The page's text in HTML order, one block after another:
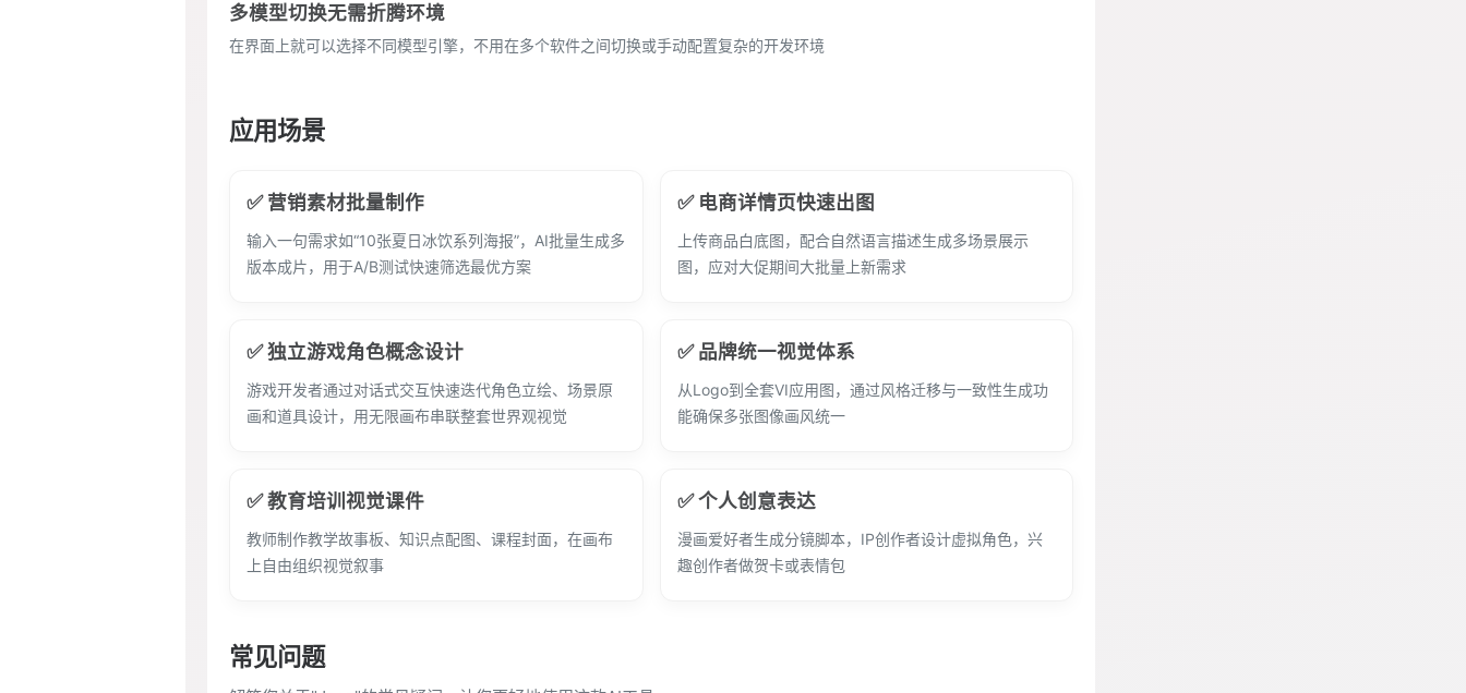
多模型切换无需折腾环境
在界面上就可以选择不同模型引擎，不用在多个软件之间切换或手动配置复杂的开发环境
应用场景
✅ 营销素材批量制作
输入一句需求如“10张夏日冰饮系列海报”，AI批量生成多
版本成片，用于A/B测试快速筛选最优方案
✅ 电商详情页快速出图
上传商品白底图，配合自然语言描述生成多场景展示
图，应对大促期间大批量上新需求
✅ 独立游戏角色概念设计
游戏开发者通过对话式交互快速迭代角色立绘、场景原
画和道具设计，用无限画布串联整套世界观视觉
✅ 品牌统一视觉体系
从Logo到全套VI应用图，通过风格迁移与一致性生成功
能确保多张图像画风统一
✅ 教育培训视觉课件
教师制作教学故事板、知识点配图、课程封面，在画布
上自由组织视觉叙事
✅ 个人创意表达
漫画爱好者生成分镜脚本，IP创作者设计虚拟角色，兴
趣创作者做贺卡或表情包
常见问题